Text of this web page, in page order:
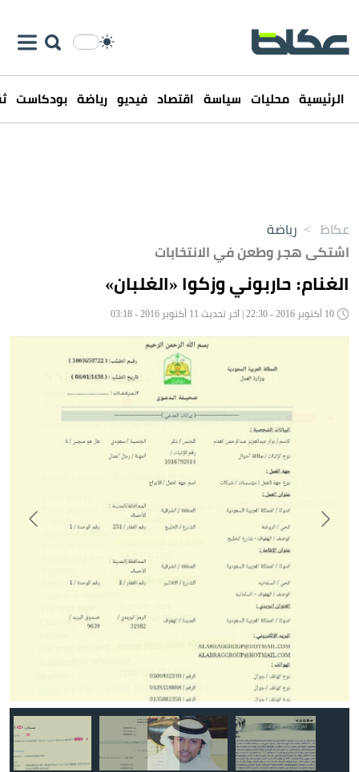
الرئيسية محليات سياسة اقتصاد فيديو رياضة بودكاست
عكاظ > رياضة
اشتكى هجر وطعن في الانتخابات
الغنام: حاربوني وزكوا «الغلبان»